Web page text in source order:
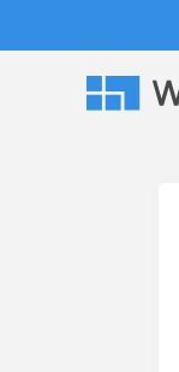
以项目
全面了